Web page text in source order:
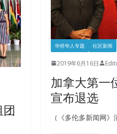
华侨华人专题 社区新闻
2019年6月16日
加拿大第一
宣布退选
（《多伦多新闻网